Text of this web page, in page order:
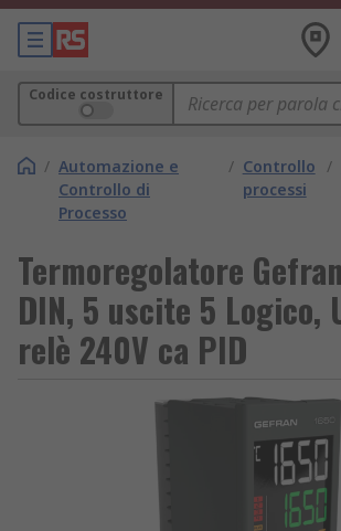
Codice costruttore
/ Automazione e
Controllo di
Processo
/ Controllo
processi
/
Termoregolatore
DIN, 5 uscite 5 Logico,
relè 240V ca PID